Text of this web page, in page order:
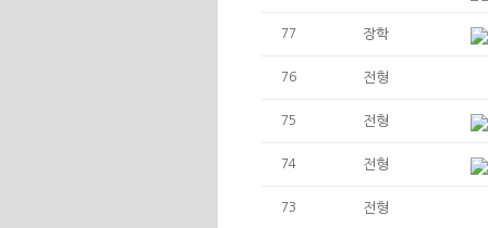
77 장학
76 전형
75 전형
74 전형
73 전형